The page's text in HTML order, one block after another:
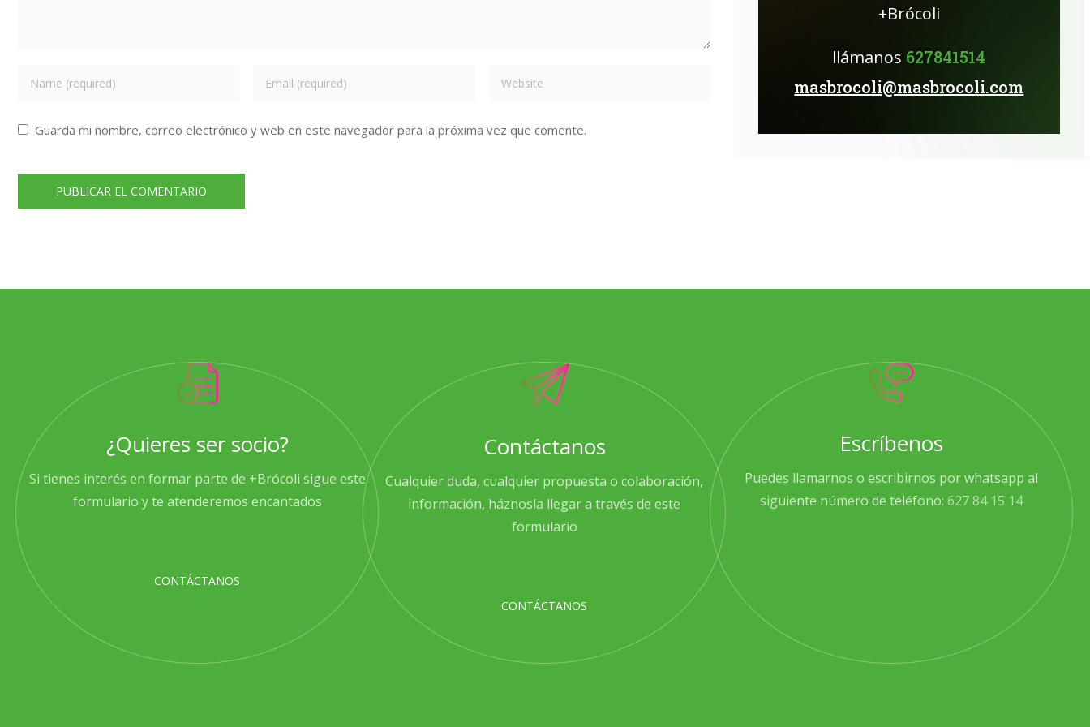
Guarda mi nombre, correo electrónico y web en este navegador para la próxima vez que comente.
+Brócoli
llámanos 627841514
masbrocoli@masbrocoli.com
¿Quieres ser socio?
Si tienes interés en formar parte de +Brócoli sigue este
formulario y te atenderemos encantados
CONTÁCTANOS
Contáctanos
Cualquier duda, cualquier propuesta o colaboración,
información, háznosla llegar a través de este
formulario
CONTÁCTANOS
Escríbenos
Puedes llamarnos o escribirnos por whatsapp al
siguiente número de teléfono: 627 84 15 14